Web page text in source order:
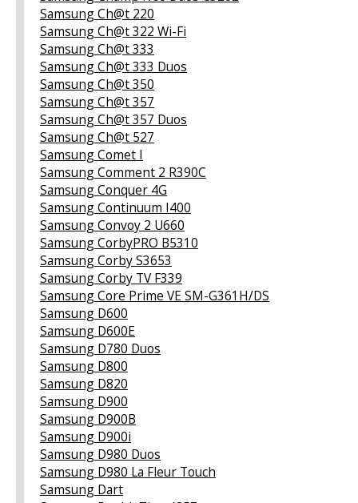
Samsung Ch@t 220
Samsung Ch@t 322 Wi-Fi
Samsung Ch@t 333
Samsung Ch@t 333 Duos
Samsung Ch@t 350
Samsung Ch@t 357
Samsung Ch@t 357 Duos
Samsung Ch@t 527
Samsung Comet I
Samsung Comment 2 R390C
Samsung Conquer 4G
Samsung Continuum I400
Samsung Convoy 2 U660
Samsung CorbyPRO B5310
Samsung Corby S3653
Samsung Corby TV F339
Samsung Core Prime VE SM-G361H/DS
Samsung D600
Samsung D600E
Samsung D780 Duos
Samsung D800
Samsung D820
Samsung D900
Samsung D900B
Samsung D900i
Samsung D980 Duos
Samsung D980 La Fleur Touch
Samsung Dart